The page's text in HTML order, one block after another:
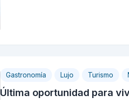
Gastronomía Lujo Turismo
Última oportunidad para